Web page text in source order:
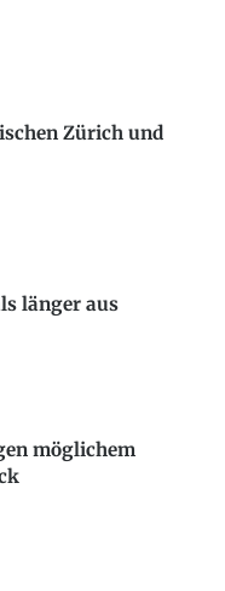
Zürich und
länger aus
möglichem